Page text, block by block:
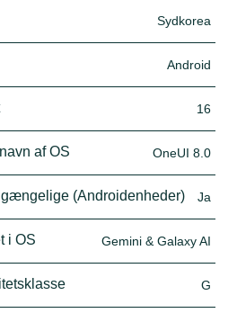
Sydkorea
Android
16
af OS OneUI 8.0
(Androidenheder) Ja
i OS Gemini & Galaxy AI
G